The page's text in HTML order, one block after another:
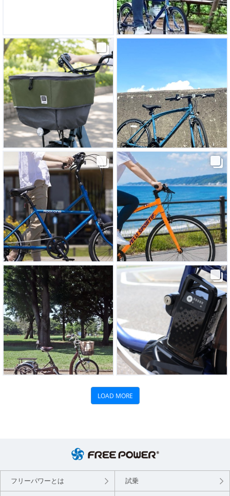
フリーパワーとは 試乗